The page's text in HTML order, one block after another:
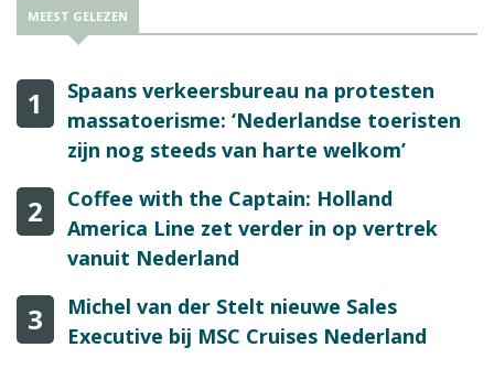
MEEST GELEZEN
1
Spaans verkeersbureau na protesten
massatoerisme: ‘Nederlandse toeristen
zijn nog steeds van harte welkom’
2
Coffee with the Captain: Holland
America Line zet verder in op vertrek
vanuit Nederland
3
Michel van der Stelt nieuwe Sales
Executive bij MSC Cruises Nederland